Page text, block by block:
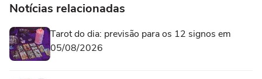
Notícias relacionadas
Tarot do dia: previsão para os 12 signos em
05/08/2026